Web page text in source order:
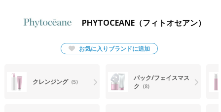
PHYTOCEANE（フィトオセアン）
お気に入りブランドに追加
クレンジング (5)
パック/フェイスマス
ク (8)